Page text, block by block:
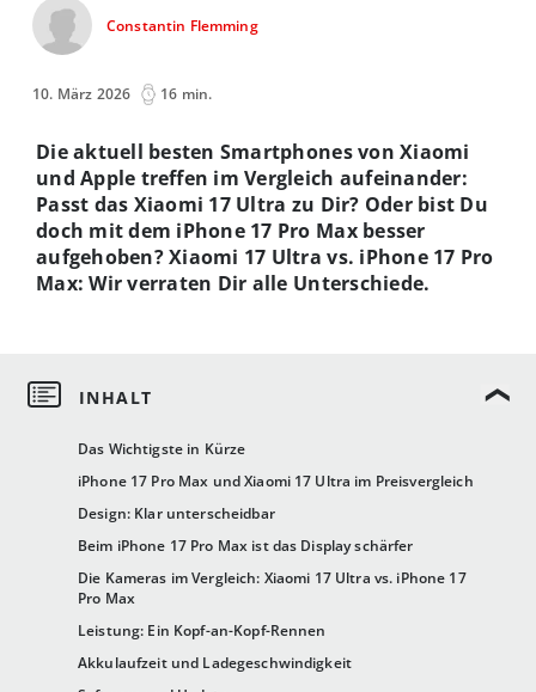
Constantin Flemming
10. März 2026 16 min.
Das Wichtigste in Kürze
iPhone 17 Pro Max und Xiaomi 17 Ultra im Preisvergleich
Design: Klar unterscheidbar
Beim iPhone 17 Pro Max ist das Display schärfer
Die Kameras im Vergleich: Xiaomi 17 Ultra vs. iPhone 17
Pro Max
Leistung: Ein Kopf-an-Kopf-Rennen
Akkulaufzeit und Ladegeschwindigkeit
Die aktuell besten Smartphones von Xiaomi
und Apple treffen im Vergleich aufeinander:
Passt das Xiaomi 17 Ultra zu Dir? Oder bist Du
doch mit dem iPhone 17 Pro Max besser
aufgehoben? Xiaomi 17 Ultra vs. iPhone 17 Pro
Max: Wir verraten Dir alle Unterschiede.